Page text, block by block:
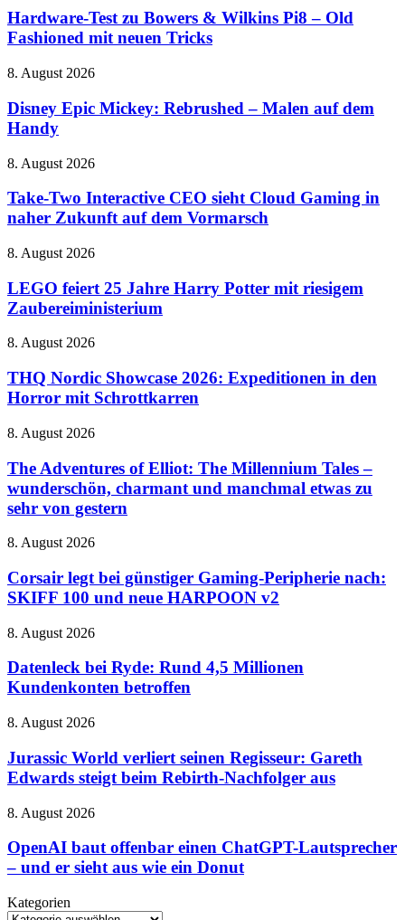
zu
Bowers
&
Pi8
Old
Fashioned
neuen
Hardware-Test zu Bowers & Wilkins Pi8 – Old
Fashioned mit neuen Tricks
Disney
Mickey:
Rebrushed
–
auf
Handy
8. August 2026
Disney Epic Mickey: Rebrushed – Malen auf dem
Handy
Take-
Interactive
CEO
sieht
Gaming
naher
Zukunft
dem
8. August 2026
Take-Two Interactive CEO sieht Cloud Gaming in
naher Zukunft auf dem Vormarsch
LEGO
25
Jahre
Harry
mit
Zaubereiministerium
8. August 2026
LEGO feiert 25 Jahre Harry Potter mit riesigem
Zaubereiministerium
THQ
Showcase
2026:
Expeditionen
den
mit
Schrottkarren
8. August 2026
THQ Nordic Showcase 2026: Expeditionen in den
Horror mit Schrottkarren
The
of
Elliot:
The
Millennium
–
charmant
und
etwas
sehr
von
gestern
8. August 2026
The Adventures of Elliot: The Millennium Tales –
wunderschön, charmant und manchmal etwas zu
sehr von gestern
Corsair
bei
günstiger
Gaming-
nach:
100
und
HARPOON
8. August 2026
Corsair legt bei günstiger Gaming-Peripherie nach:
SKIFF 100 und neue HARPOON v2
Datenleck
Ryde:
Rund
4,5
Kundenkonten
8. August 2026
Datenleck bei Ryde: Rund 4,5 Millionen
Kundenkonten betroffen
Jurassic
verliert
seinen
Regisseur:
Edwards
beim
Rebirth-
aus
8. August 2026
Jurassic World verliert seinen Regisseur: Gareth
Edwards steigt beim Rebirth-Nachfolger aus
OpenAI
offenbar
einen
ChatGPT-
–
8. August 2026
OpenAI baut offenbar einen ChatGPT-Lautsprecher
– und er sieht aus wie ein Donut
Kategorien